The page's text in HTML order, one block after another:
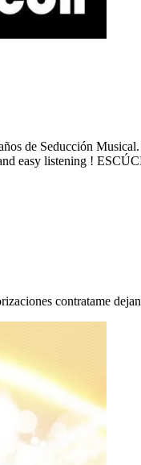
de Seducción
easy listening !
contratame